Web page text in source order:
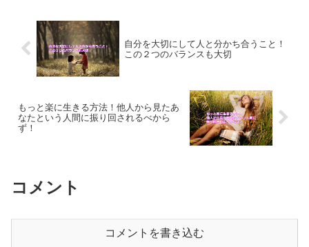
自分を大切にして人と分かち合うこと！
この２つのバランスも大切
もっと楽に生きる方法！他人から見たあ
なたという人間に振り回されるべから
ず！
コメント
コメントを書き込む